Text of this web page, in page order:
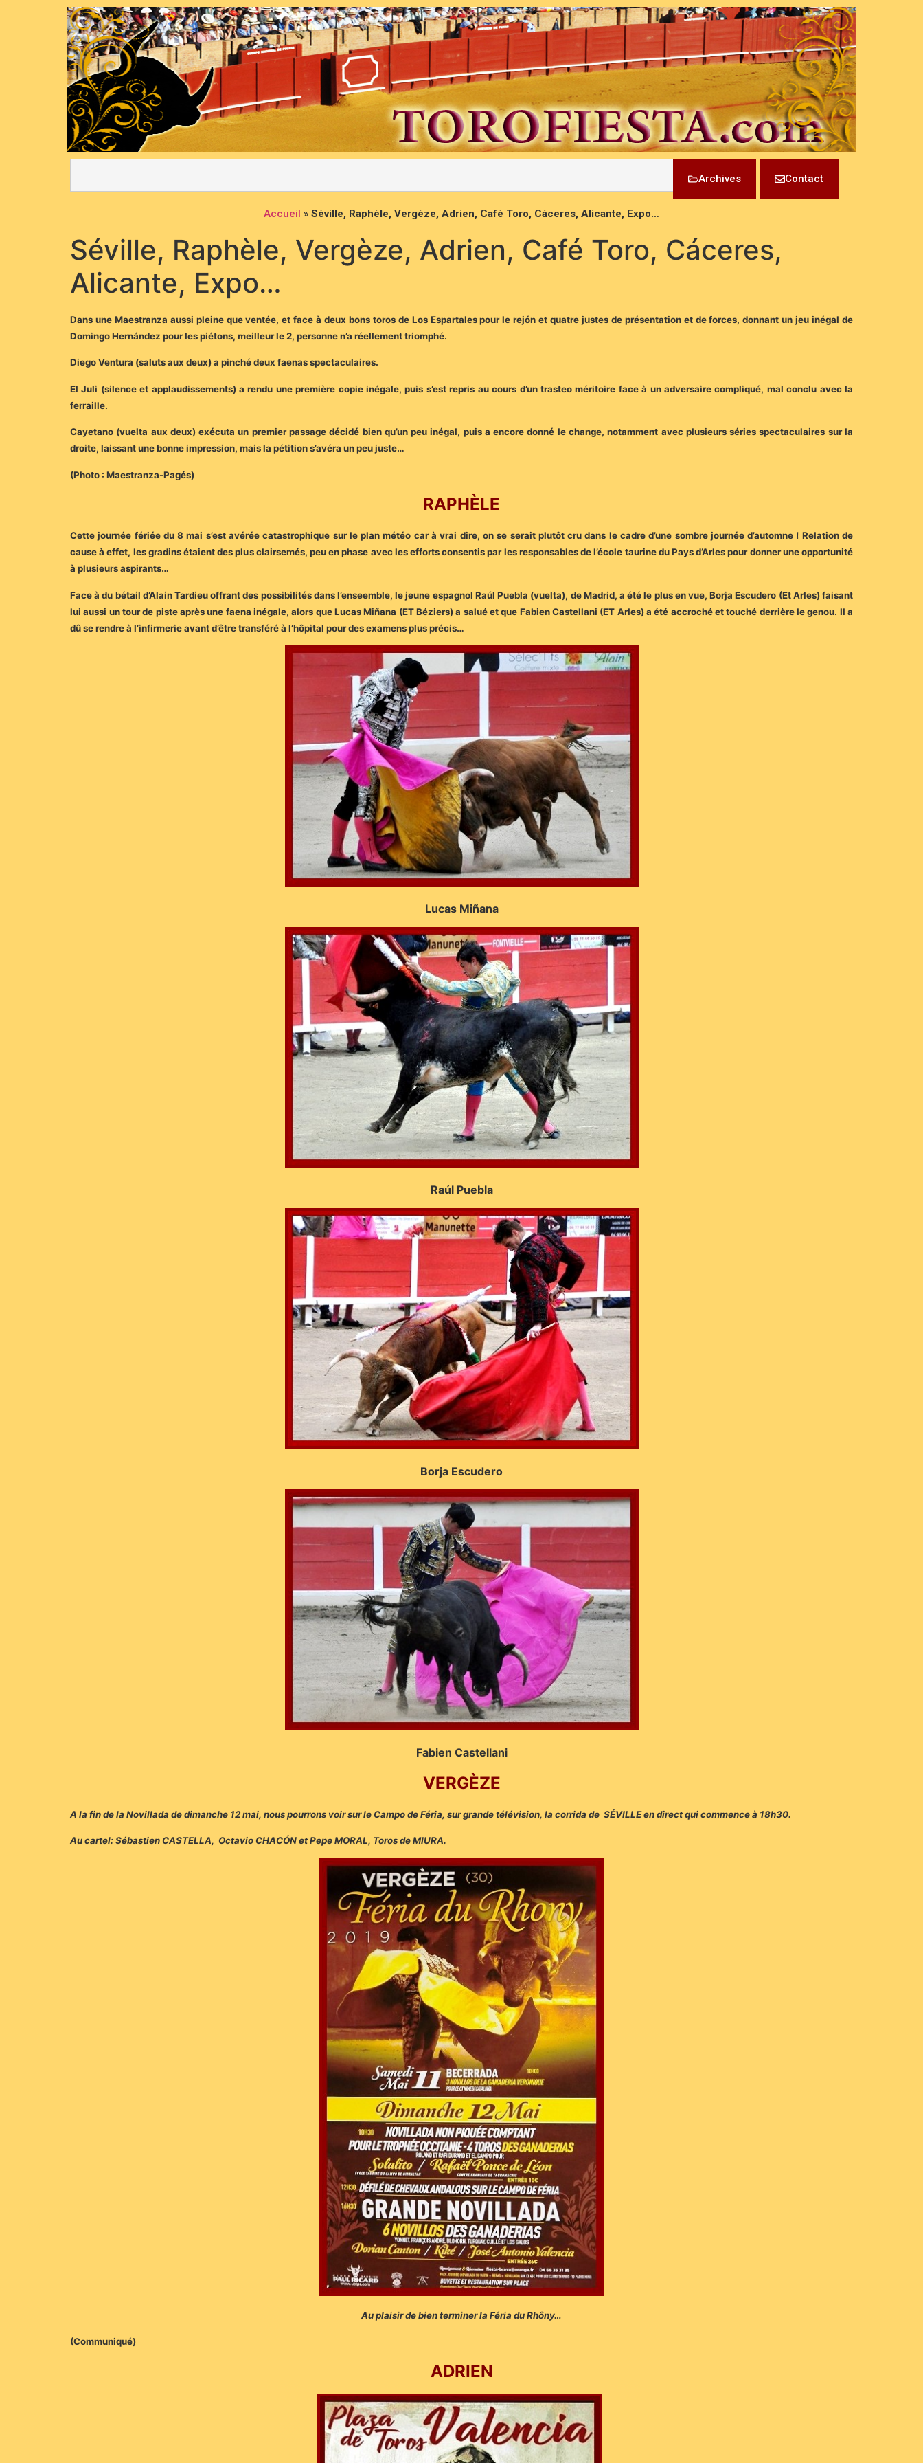
Archives Contact
Accueil » Séville, Raphèle, Vergèze, Adrien, Café Toro, Cáceres, Alicante, Expo…
Séville, Raphèle, Vergèze, Adrien, Café Toro, Cáceres,
Alicante, Expo…
Dans une Maestranza aussi pleine que ventée, et face à deux bons toros de Los Espartales pour le rejón et quatre justes de présentation et de forces, donnant un jeu inégal de
Domingo Hernández pour les piétons, meilleur le 2, personne n’a réellement triomphé.
Diego Ventura (saluts aux deux) a pinché deux faenas spectaculaires.
El Juli (silence et applaudissements) a rendu une première copie inégale, puis s’est repris au cours d’un trasteo méritoire face à un adversaire compliqué, mal conclu avec la
ferraille.
Cayetano (vuelta aux deux) exécuta un premier passage décidé bien qu’un peu inégal, puis a encore donné le change, notamment avec plusieurs séries spectaculaires sur la
droite, laissant une bonne impression, mais la pétition s’avéra un peu juste…
(Photo : Maestranza-Pagés)
RAPHÈLE
Cette journée fériée du 8 mai s’est avérée catastrophique sur le plan météo car à vrai dire, on se serait plutôt cru dans le cadre d’une sombre journée d’automne ! Relation de
cause à effet, les gradins étaient des plus clairsemés, peu en phase avec les efforts consentis par les responsables de l’école taurine du Pays d’Arles pour donner une opportunité
à plusieurs aspirants…
Face à du bétail d’Alain Tardieu offrant des possibilités dans l’enseemble, le jeune espagnol Raúl Puebla (vuelta), de Madrid, a été le plus en vue, Borja Escudero (Et Arles) faisant
lui aussi un tour de piste après une faena inégale, alors que Lucas Miñana (ET Béziers) a salué et que Fabien Castellani (ET Arles) a été accroché et touché derrière le genou. Il a
dû se rendre à l’infirmerie avant d’être transféré à l’hôpital pour des examens plus précis…
Lucas Miñana
Raúl Puebla
Borja Escudero
Fabien Castellani
VERGÈZE
A la fin de la Novillada de dimanche 12 mai, nous pourrons voir sur le Campo de Féria, sur grande télévision, la corrida de SÉVILLE en direct qui commence à 18h30.
Au cartel: Sébastien CASTELLA, Octavio CHACÓN et Pepe MORAL, Toros de MIURA.
Au plaisir de bien terminer la Féria du Rhôny…
(Communiqué)
ADRIEN